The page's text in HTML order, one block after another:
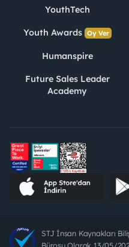
YouthTech
Youth Awards Oy Ver
Humanspire
Future Sales Leader
Academy
STJ İnsan Kaynakları